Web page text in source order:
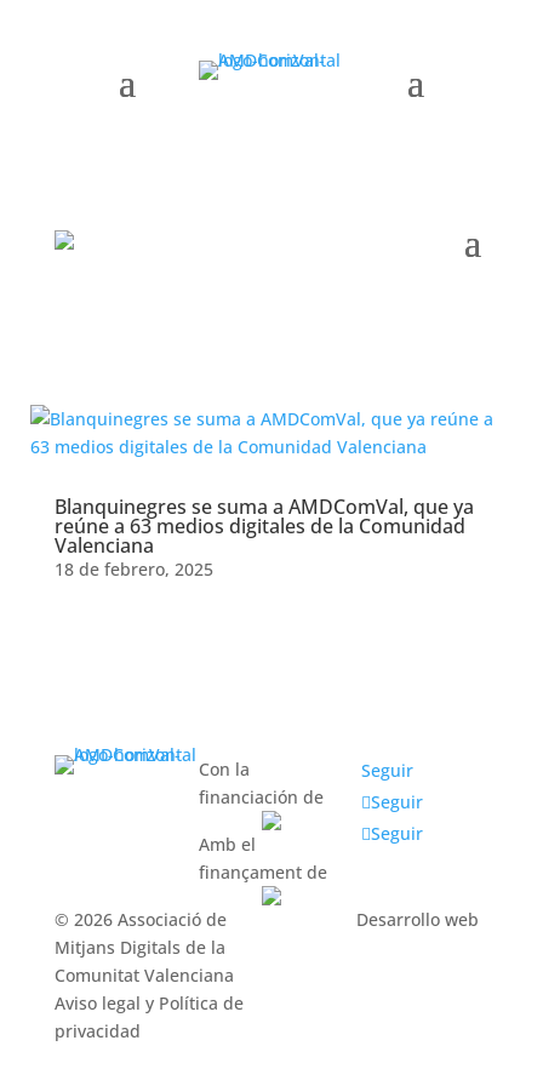
Blanquinegres se suma a AMDComVal, que ya
reúne a 63 medios digitales de la Comunidad
Valenciana
18 de febrero, 2025
Con la
financiación de
Amb el
finançament de
Seguir
Seguir
Seguir
© 2026 Associació de
Mitjans Digitals de la
Comunitat Valenciana
Aviso legal y Política de
privacidad
Desarrollo web